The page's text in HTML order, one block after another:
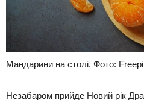
Мандарини на столі. Фото:
Незабаром прийде Новий рік